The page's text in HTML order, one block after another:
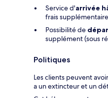
Service d'arrivée
frais
Possibilité de
supplément (sous
Politiques
Les clients peuvent
a un extincteur et un